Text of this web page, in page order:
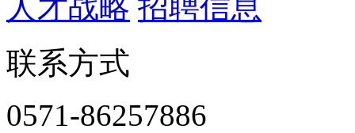
人才战略 招聘信息
联系方式
0571-86257886